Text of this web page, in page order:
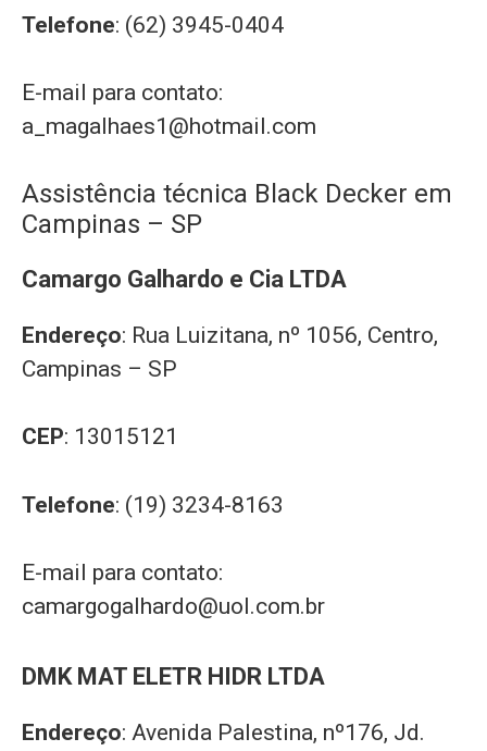
Telefone: (62) 3945-0404
E-mail para contato:
a_magalhaes1@hotmail.com
Assistência técnica Black Decker em
Campinas – SP
Camargo Galhardo e Cia LTDA
Endereço: Rua Luizitana, nº 1056, Centro,
Campinas – SP
CEP: 13015121
Telefone: (19) 3234-8163
E-mail para contato:
camargogalhardo@uol.com.br
DMK MAT ELETR HIDR LTDA
Endereço: Avenida Palestina, nº176, Jd.